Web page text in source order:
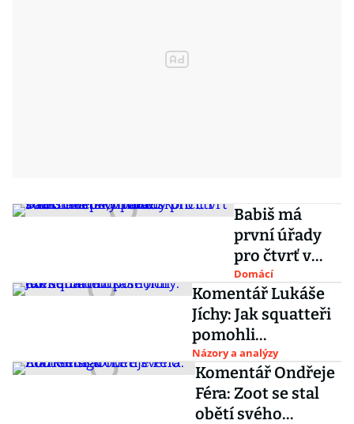
Babiš má
první úřady
pro čtvrť v
Letňanech, v
rukou
soukromníků
může skončit
i
staroměstský
palác
Domácí
Komentář Lukáše
Jíchy: Jak squatteři
pomohli
exekutorům
Názory a analýzy
Komentář Ondřeje
Féra: Zoot se stal
obětí svého